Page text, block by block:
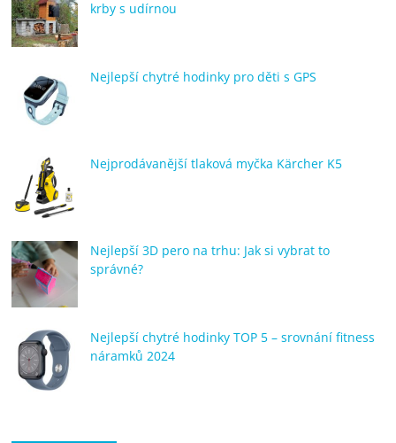
krby s udírnou
Nejlepší chytré hodinky pro děti s GPS
Nejprodávanější tlaková myčka Kärcher K5
Nejlepší 3D pero na trhu: Jak si vybrat to
správné?
Nejlepší chytré hodinky TOP 5 – srovnání fitness
náramků 2024